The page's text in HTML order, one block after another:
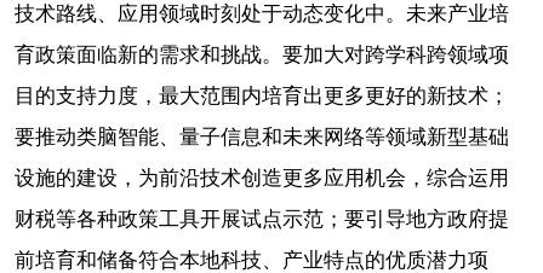
技术路线、应用领域时刻处于动态变化中。未来产业培
育政策面临新的需求和挑战。要加大对跨学科跨领域项
目的支持力度，最大范围内培育出更多更好的新技术；
要推动类脑智能、量子信息和未来网络等领域新型基础
设施的建设，为前沿技术创造更多应用机会，综合运用
财税等各种政策工具开展试点示范；要引导地方政府提
前培育和储备符合本地科技、产业特点的优质潜力项